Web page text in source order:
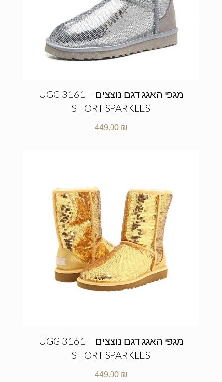
מגפי האגג דגם נוצצים – UGG 3161
SHORT SPARKLES
449.00 ₪
מגפי האגג דגם נוצצים – UGG 3161
SHORT SPARKLES
449.00 ₪